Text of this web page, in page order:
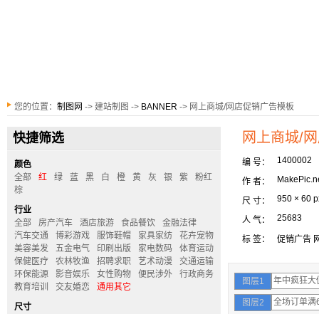
您的位置： 制图网 -> 建站制图 -> BANNER -> 网上商城/网店促销广告模板
快捷筛选
颜色
全部
红 绿 蓝 黑 白 橙 黄 灰 银 紫
粉红
棕
行业
全部
房产汽车 酒店旅游 食品餐饮
金融法律
汽车交通
博彩游戏 服饰鞋帽 家具家纺
花卉宠物
美容美发
五金电气 印刷出版 家电数码
体育运动
保健医疗
农林牧渔 招聘求职 艺术动漫
交通运输
环保能源
影音娱乐 女性购物 便民涉外
行政商务
教育培训
交友婚恋
通用其它
尺寸
网上商城/
编 号： 1400002
作 者：
尺 寸： 950 × 60
人 气： 25683
标 签： 促销广告
图层1
图层2